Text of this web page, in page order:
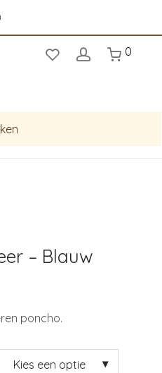
0
– Blauw
poncho.
Kies een optie